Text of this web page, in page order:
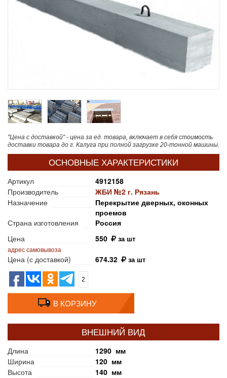
"Цена с доставкой" - цена за ед. товара, включает в себя стоимость
доставки товара до г. Калуга при полной загрузке 20-тонной машины.
ОСНОВНЫЕ ХАРАКТЕРИСТИКИ
Артикул
4912158
Производитель
ЖБИ №2 г. Рязань
Назначение
Перекрытие дверных, оконных
проемов
Страна изготовления
Россия
Цена
550 за шт
адрес самовывоза
Цена (с доставкой) 674.32 за шт
2
В КОРЗИНУ
ВНЕШНИЙ ВИД
Длина
1290 мм
Ширина
120 мм
Высота
140 мм